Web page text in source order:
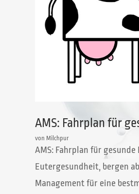
AMS: Fahrplan für
von Milchpur
AMS: Fahrplan für
Eutergesundheit, bergen
Management für eine